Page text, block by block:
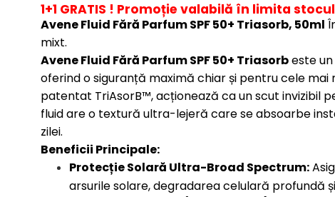
1+1 GRATIS ! Promoție valabilă în limita
Avene Fluid Fără Parfum SPF 50+ Triasorb, 50ml
mixt.
Avene Fluid Fără Parfum SPF 50+ Triasorbeste
oferind o siguranță maximă chiar și pentru cele
patentat TriAsorB™, acționează ca un scut invizibil
fluid are o textură ultra-lejeră care se absoarbe
zilei.
Beneficii Principale:
Protecție Solară Ultra-Broad Spectrum:
arsurile solare, degradarea celulară profundă